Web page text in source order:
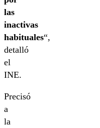
las
inactivas
habituales“,
detalló
el
INE.
Precisó
a
la